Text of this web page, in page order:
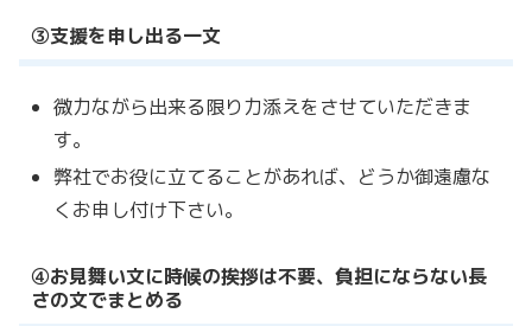
③支援を申し出る一文
微力ながら出来る限り力添えをさせていただきま
す。
弊社でお役に立てることがあれば、どうか御遠慮な
くお申し付け下さい。
④お見舞い文に時候の挨拶は不要、負担にならない長
さの文でまとめる